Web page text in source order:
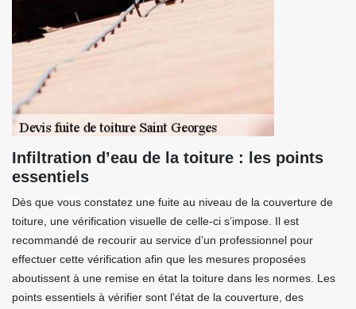
Infiltration d’eau de la toiture : les points
essentiels
Dès que vous constatez une fuite au niveau de la couverture de
toiture, une vérification visuelle de celle-ci s’impose. Il est
recommandé de recourir au service d’un professionnel pour
effectuer cette vérification afin que les mesures proposées
aboutissent à une remise en état la toiture dans les normes. Les
points essentiels à vérifier sont l’état de la couverture, des